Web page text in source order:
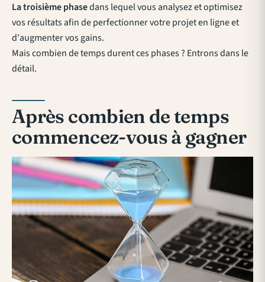
La troisième phasedans lequel vous analysez et optimisez
vos résultats afin de perfectionner votre projet en ligne et
d'augmenter vos gains.
Mais combien de temps durent ces phases ? Entrons dans le
détail.
Après combien de temps
commencez-vous à gagner